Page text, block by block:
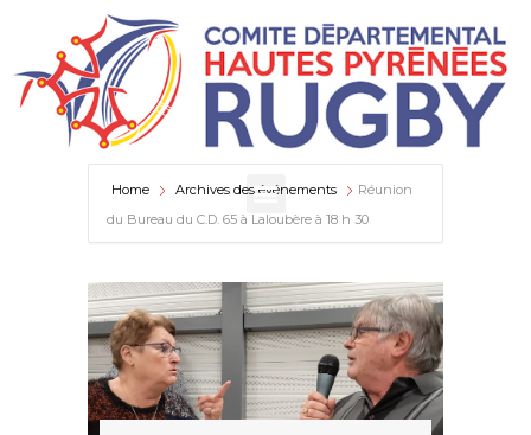
Home Archives des événements
Réunion
du Bureau du C.D. 65 à Laloubère à 18 h 30